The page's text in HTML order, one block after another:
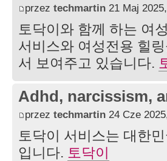
przez techmartin 21 Maj
토닥이와 함께 하는 여
서비스와 여성전용 힐
서 보여주고 있습니다.
Adhd, narcissism,
przez techmartin 24 Cze
토닥이 서비스는 대한
입니다. 토닥이